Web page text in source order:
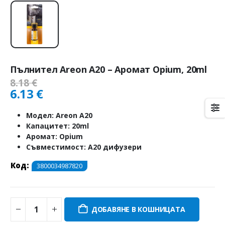
Пълнител Areon A20 – Аромат Opium, 20ml
8.18€
6.13 €
Модел: Areon A20
Капацитет: 20ml
Аромат: Opium
Съвместимост: A20 дифузери
Код: 3800034987820
ДОБАВЯНЕ В КОШНИЦАТА